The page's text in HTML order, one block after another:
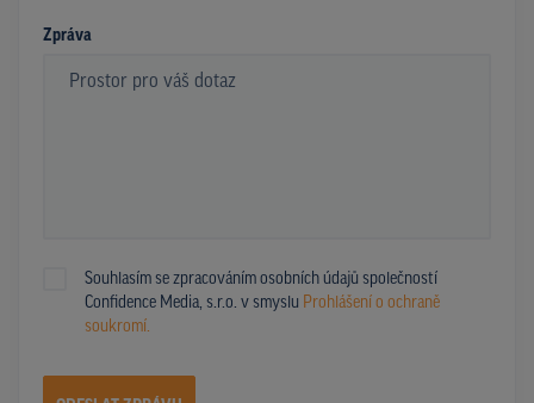
Zpráva
Souhlasím se zpracováním osobních údajů společností
Confidence Media, s.r.o. v smyslu Prohlášení o ochraně
soukromí.